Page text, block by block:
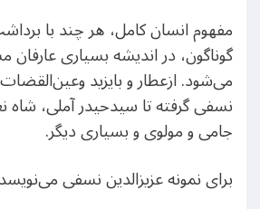
مفهوم انسان کامل، هر چند با
گوناگون، در اندیشه بسیاری عارفان
می‌شود. ازعطار و بایزید
نسفی گرفته تا سیدحیدر آملی، شاه
جامی و مولوی و بسیاری دیگر.
برای نمونه عزیزالدین نسفی